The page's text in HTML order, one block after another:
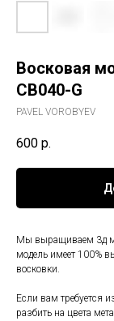
Восковая
CB040-G
PAVEL VOROBYEV
600 р.
Мы выращиваем 3д
модель имеет 100%
восковки.
Если вам требуется
разбить на цвета